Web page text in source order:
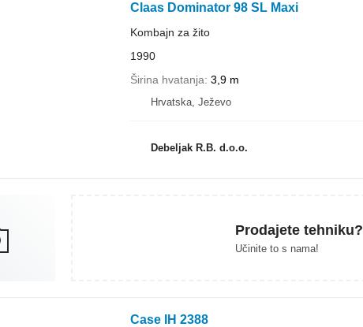
Claas Dominator 98 SL Maxi
Kombajn za žito
1990
Širina hvatanja 3,9 m
Hrvatska, Ježevo
Debeljak R.B. d.o.o.
Prodajete tehniku?
Učinite to s nama!
Case IH 2388